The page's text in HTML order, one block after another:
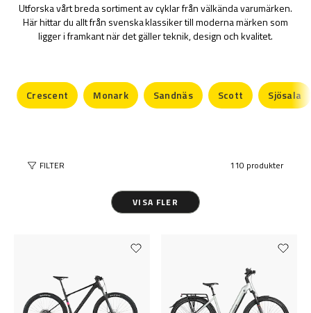
Utforska vårt breda sortiment av cyklar från välkända varumärken.
Här hittar du allt från svenska klassiker till moderna märken som
ligger i framkant när det gäller teknik, design och kvalitet.
Crescent Monark Sandnäs Scott Sjösala
FILTER 110 produkter
VISA FLER